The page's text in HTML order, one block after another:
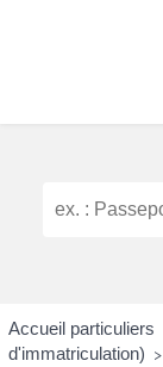
Accueil particuliers
d'immatriculation) >